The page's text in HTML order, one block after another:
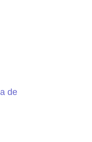
de